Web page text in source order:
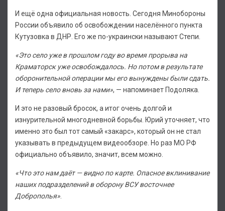
И ещё одна официальная новость. Сегодня Минобороны
России объявило об освобождении населённого пункта
Кутузовка в ДНР. Его же по-украински называют Степи.
«Это село уже в прошлом году во время прорыва на
Краматорск уже освобождалось. Но потом в результате
оборонительной операции мы его вынуждены были сдать.
И теперь село вновь за нами», — напоминает Подоляка.
И это не разовый бросок, а итог очень долгой и
изнурительной многодневной борьбы. Юрий уточняет, что
именно это был тот самый «закарс», который он не стал
указывать в предыдущем видеообзоре. Но раз МО РФ
официально объявило, значит, всем можно.
«Что это нам даёт — видно по карте. Опасное вклинивание
наших подразделений в оборону ВСУ восточнее
Доброполья»